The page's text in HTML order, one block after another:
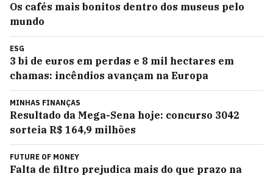
Os cafés mais bonitos dentro dos museus pelo
mundo
ESG
3 bi de euros em perdas e 8 mil hectares em
chamas: incêndios avançam na Europa
MINHAS FINANÇAS
Resultado da Mega-Sena hoje: concurso 3042
sorteia R$ 164,9 milhões
FUTURE OF MONEY
Falta de filtro prejudica mais do que prazo na